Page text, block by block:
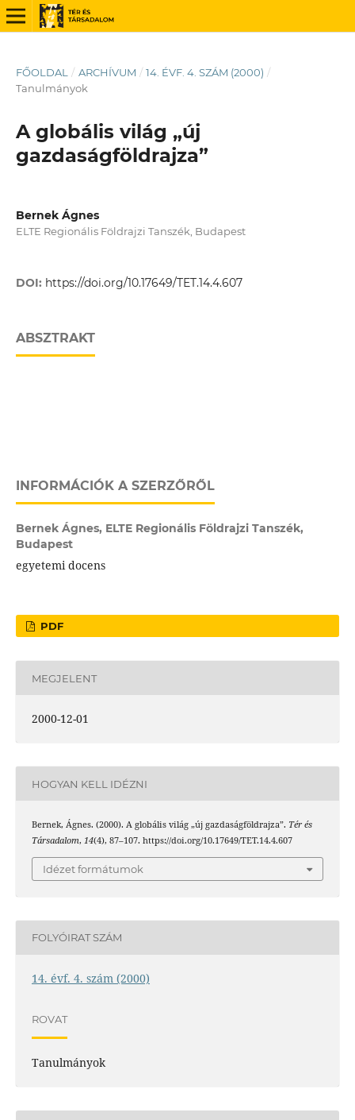
FŐOLDAL / ARCHÍVUM / 14. ÉVF. 4. SZÁM (2000) /
Tanulmányok
A globális világ „új
gazdaságföldrajza”
Bernek Ágnes
ELTE Regionális Földrajzi Tanszék, Budapest
DOI: https://doi.org/10.17649/TET.14.4.607
ABSZTRAKT
INFORMÁCIÓK A SZERZŐRŐL
Bernek Ágnes, ELTE Regionális Földrajzi Tanszék,
Budapest
egyetemi docens
PDF
MEGJELENT
2000-12-01
HOGYAN KELL IDÉZNI
Bernek, Ágnes. (2000). A globális világ „új gazdaságföldrajza”. Tér és
Társadalom, 14(4), 87–107. https://doi.org/10.17649/TET.14.4.607
Idézet formátumok
FOLYÓIRAT SZÁM
14. évf. 4. szám (2000)
ROVAT
Tanulmányok